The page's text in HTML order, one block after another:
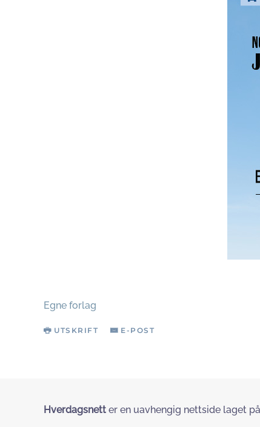
Egne forlag
UTSKRIFT E-POST
Hverdagsnett er en uavhengig nettside laget